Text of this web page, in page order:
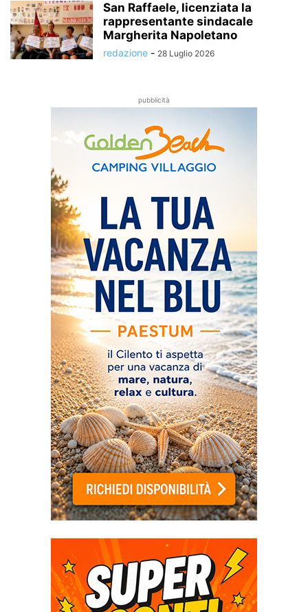
San Raffaele, licenziata la
rappresentante sindacale
Margherita Napoletano
redazione - 28 Luglio 2026
pubblicità